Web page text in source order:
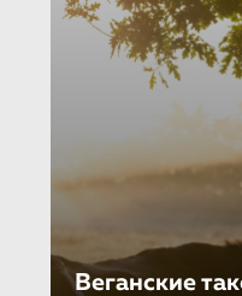
Веганские